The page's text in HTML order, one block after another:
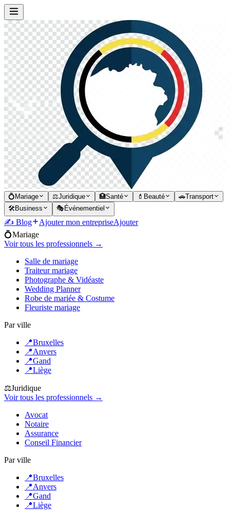
💍 Mariage ⚖️Juridique 🏥Santé 💄 Beauté 🚗Transport
🛠️Business 🎭 Événementiel
✍️ Blog Ajouter mon entrepriseAjouter
💍Mariage
Voir tous les professionnels →
Salle de mariage
Traiteur mariage
Photographe & Vidéaste
Wedding Planner
Robe de mariée & Costume
Fleuriste mariage
Par ville
📍Bruxelles
📍Anvers
📍Gand
📍Liège
⚖️Juridique
Voir tous les professionnels →
Avocat
Notaire
Assurance
Conseil Financier
Par ville
📍Bruxelles
📍Anvers
📍Gand
📍Liège